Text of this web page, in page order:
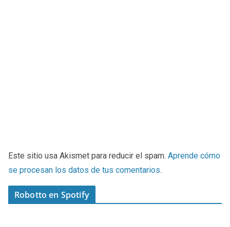
Este sitio usa Akismet para reducir el spam. Aprende cómo
se procesan los datos de tus comentarios.
Robotto en Spotify